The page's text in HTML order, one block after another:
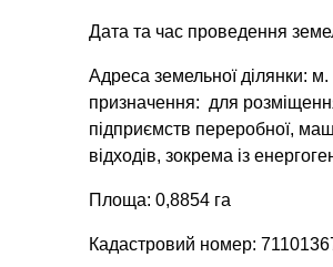
Дата та час проведення
Адреса земельної ділянки:
призначення: для
підприємств переробної,
відходів, зокрема із
Площа: 0,8854 га
Кадастровий номер: